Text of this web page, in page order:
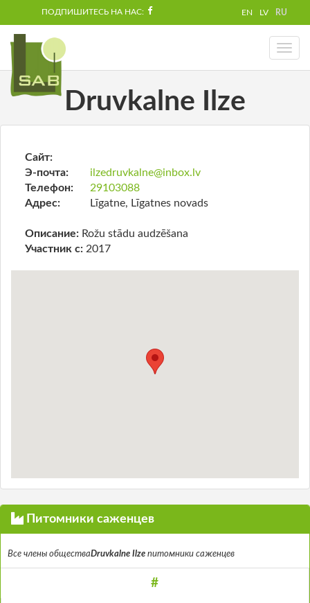
ПОДПИШИТЕСЬ НА НАС: EN LV RU
Toggle
Druvkalne Ilze
Сайт:
Э-почта:
ilzedruvkalne@inbox.lv
Телефон:
29103088
Адрес:
Līgatne, Līgatnes novads
Описание: Rožu stādu audzēšana
Участник с: 2017
Питомники саженцев
Все члены обществаDruvkalne Ilze питомники саженцев
#